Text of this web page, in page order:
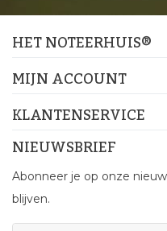
HET NOTEERHUIS®
MIJN ACCOUNT
KLANTENSERVICE
NIEUWSBRIEF
Abonneer je op onze
blijven.